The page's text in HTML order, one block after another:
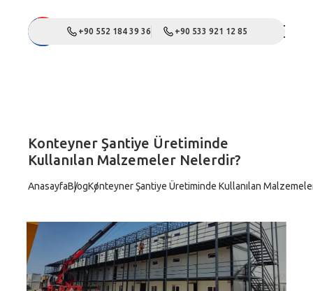
+90 552 184 39 36 +90 533 921 12 85
Konteyner Şantiye Üretiminde
Kullanılan Malzemeler Nelerdir?
AnasayfaBlogKonteyner Şantiye Üretiminde Kullanılan